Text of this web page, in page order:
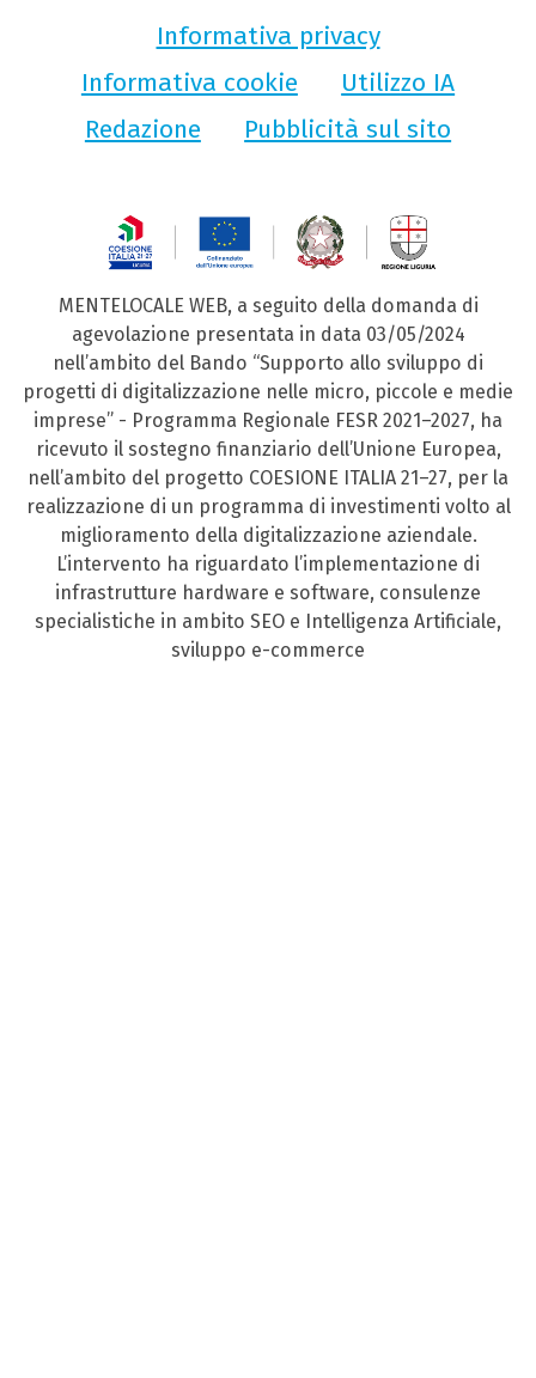
Informativa privacy
Informativa cookie
Utilizzo IA
Redazione
Pubblicità sul sito
MENTELOCALE WEB, a seguito della domanda di
agevolazione presentata in data 03/05/2024
nell’ambito del Bando “Supporto allo sviluppo di
progetti di digitalizzazione nelle micro, piccole e medie
imprese” - Programma Regionale FESR 2021–2027, ha
ricevuto il sostegno finanziario dell’Unione Europea,
nell’ambito del progetto COESIONE ITALIA 21–27, per la
realizzazione di un programma di investimenti volto al
miglioramento della digitalizzazione aziendale.
L’intervento ha riguardato l’implementazione di
infrastrutture hardware e software, consulenze
specialistiche in ambito SEO e Intelligenza Artificiale,
sviluppo e-commerce